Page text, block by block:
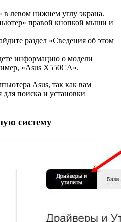
левом нижнем углу экрана.
правой кнопкой мыши и
раздел «Сведения об этом
информацию о модели
«Asus X550CA».
Asus, так как вам
поиска и установки
систему